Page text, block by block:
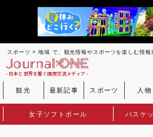
スポーツ × 地域 で、観光情報やスポーツを楽しむ情報
- 日本と世界を繋ぐ国際交流メディア -
観光 最新記事 スポーツ 人物
女子ソフトボール バスケ